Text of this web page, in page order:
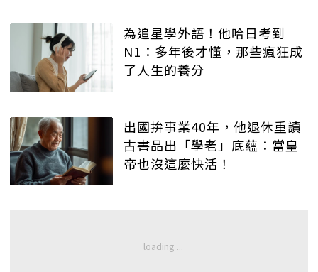
為追星學外語！他哈日考到
N1：多年後才懂，那些瘋狂成
了人生的養分
出國拚事業40年，他退休重讀
古書品出「學老」底蘊：當皇
帝也沒這麼快活！